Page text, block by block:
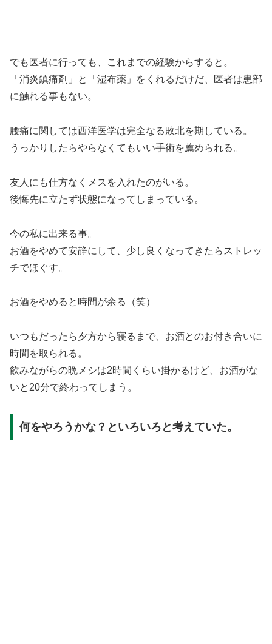
でも医者に行っても、これまでの経験からすると。
「消炎鎮痛剤」と「湿布薬」をくれるだけだ、医者は患部
に触れる事もない。
腰痛に関しては西洋医学は完全なる敗北を期している。
うっかりしたらやらなくてもいい手術を薦められる。
友人にも仕方なくメスを入れたのがいる。
後悔先に立たず状態になってしまっている。
今の私に出来る事。
お酒をやめて安静にして、少し良くなってきたらストレッ
チでほぐす。
お酒をやめると時間が余る（笑）
いつもだったら夕方から寝るまで、お酒とのお付き合いに
時間を取られる。
飲みながらの晩メシは2時間くらい掛かるけど、お酒がな
いと20分で終わってしまう。
何をやろうかな？といろいろと考えていた。